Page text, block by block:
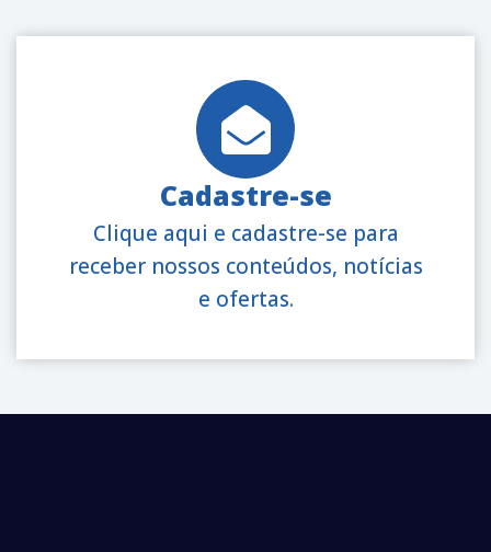
Cadastre-se
Clique aqui e cadastre-se para
receber nossos conteúdos, notícias
e ofertas.